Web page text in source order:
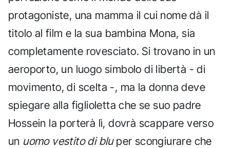
protagoniste, una mamma il cui nome dà il
titolo al film e la sua bambina Mona, sia
completamente rovesciato. Si trovano in un
aeroporto, un luogo simbolo di libertà - di
movimento, di scelta -, ma la donna deve
spiegare alla figlioletta che se suo padre
Hossein la porterà lì, dovrà scappare verso
un uomo vestito di bluper scongiurare che